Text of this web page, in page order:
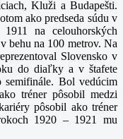
Kluži a Budapešti.
ako predseda súdu v
na celouhorských
behu na 100 metrov. Na
Slovensko v
do diaľky a v štafete
semifinále. Bol vedúcim
tréner pôsobil medzi
pôsobil ako tréner
1920 – 1921 mu